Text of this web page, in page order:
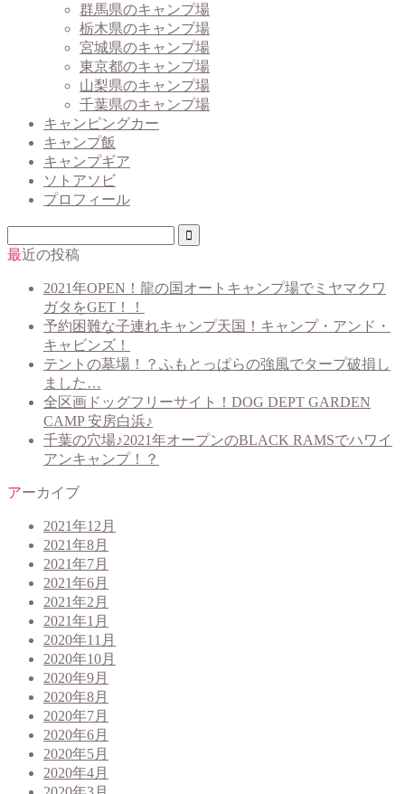
群馬県のキャンプ場
栃木県のキャンプ場
宮城県のキャンプ場
東京都のキャンプ場
山梨県のキャンプ場
千葉県のキャンプ場
キャンピングカー
キャンプ飯
キャンプギア
ソトアソビ
プロフィール
最近の投稿
2021年OPEN！龍の国オートキャンプ場でミヤマクワ
ガタをGET！！
予約困難な子連れキャンプ天国！キャンプ・アンド・
キャビンズ！
テントの墓場！？ふもとっぱらの強風でタープ破損し
ました…
全区画ドッグフリーサイト！DOG DEPT GARDEN
CAMP 安房白浜♪
千葉の穴場♪2021年オープンのBLACK RAMSでハワイ
アンキャンプ！？
アーカイブ
2021年12月
2021年8月
2021年7月
2021年6月
2021年2月
2021年1月
2020年11月
2020年10月
2020年9月
2020年8月
2020年7月
2020年6月
2020年5月
2020年4月